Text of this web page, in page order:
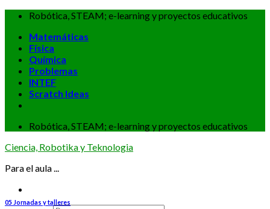
Skip
content
Robótica, STEAM; e-learning y proyectos educativos
Matemáticas
Física
Química
Problemas
INTEF
Scratch Ideas
Robótica, STEAM; e-learning y proyectos educativos
Ciencia, Robotika y Teknologia
Para el aula ...
05 Jornadas y talleres